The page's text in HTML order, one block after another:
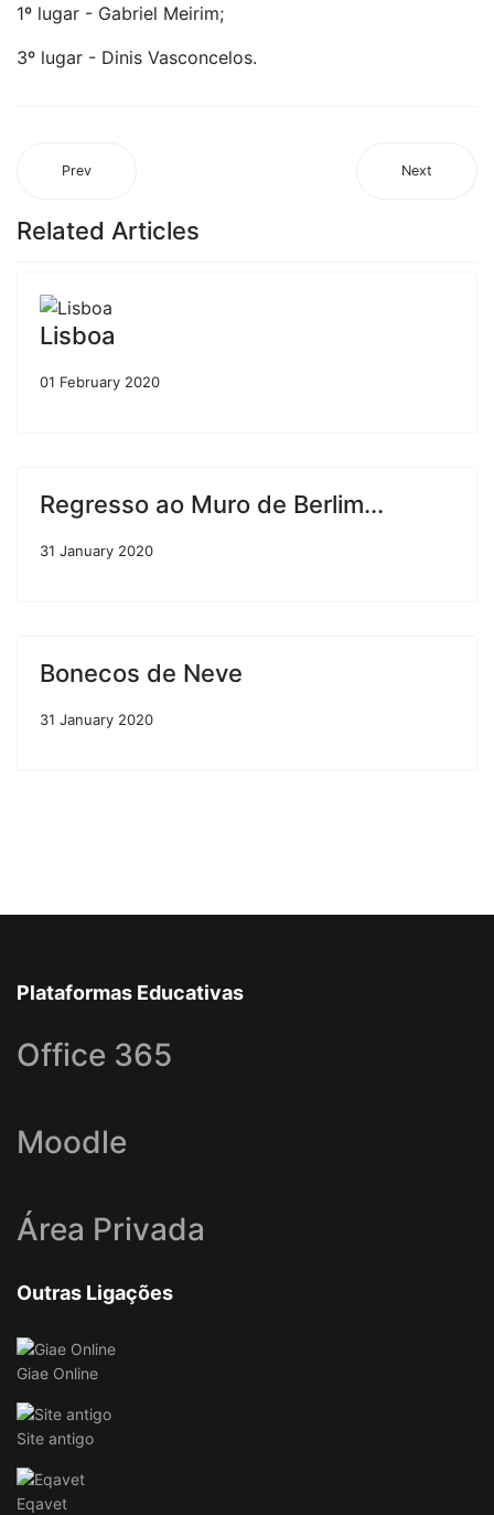
1º lugar - Gabriel Meirim;
3º lugar - Dinis Vasconcelos.
Prev Next
Related Articles
Lisboa
01 February 2020
Regresso ao Muro de Berlim...
31 January 2020
Bonecos de Neve
31 January 2020
Plataformas Educativas
Office 365
Moodle
Área Privada
Outras Ligações
Giae Online
Site antigo
Eqavet